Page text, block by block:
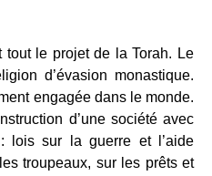
tout le projet de la Torah. Le
d’évasion monastique.
engagée dans le monde.
d’une société avec
lois sur la guerre et l’aide
troupeaux, sur les prêts et